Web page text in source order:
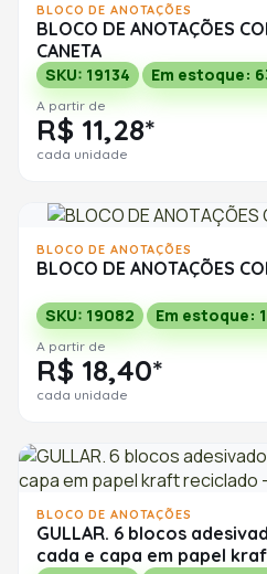
BLOCO DE ANOTAÇÕES
BLOCO DE ANOTAÇÕES
CANETA
SKU: 19134 Em estoque:
A partir de
R$ 11,28*
cada unidade
BLOCO DE ANOTAÇÕES
BLOCO DE ANOTAÇÕES
SKU: 19082 Em estoque:
A partir de
R$ 18,40*
cada unidade
BLOCO DE ANOTAÇÕES
GULLAR. 6 blocos
cada e capa em papel